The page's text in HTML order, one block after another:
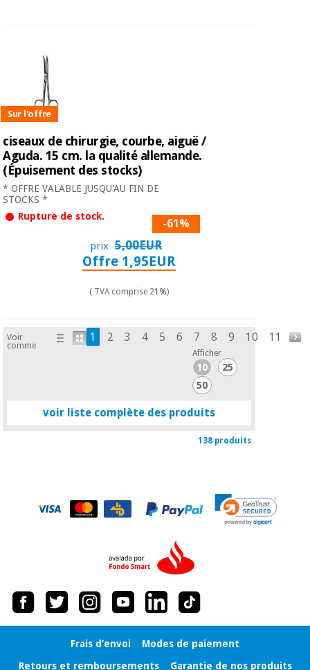
Sur l'offre
ciseaux de chirurgie, courbe, aiguë /
Aguda. 15 cm. la qualité allemande.
(Épuisement des stocks)
* OFFRE VALABLE JUSQU'AU FIN DE
STOCKS *
Rupture de stock.
-61%
prix 5,00EUR
Offre 1,95EUR
( TVA comprise 21%)
Voir
comme
1 2 3 4 5 6 7 8 9 10 11
Afficher
10
25
50
voir liste complète des produits
138 produits
Frais d’envoi
Modes de paiement
Retours et remboursements
Garantie de nos produits